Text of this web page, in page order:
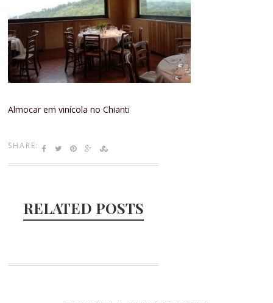
Almocar em vinícola no Chianti
SHARE:
RELATED POSTS